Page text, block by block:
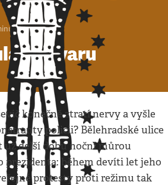
ve varu
konečně ztratí nervy a vyšle
policii? Bělehradské ulice
už delší dobu noční můrou
prezidenta: během devíti let jeho
protesty proti režimu tak